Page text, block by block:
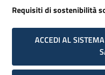
Requisiti di sostenibilità
ACCEDI AL